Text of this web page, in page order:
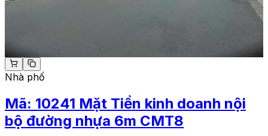
Nhà phố
Mã: 10241 Mặt Tiền kinh doanh nội
bộ đường nhựa 6m CMT8